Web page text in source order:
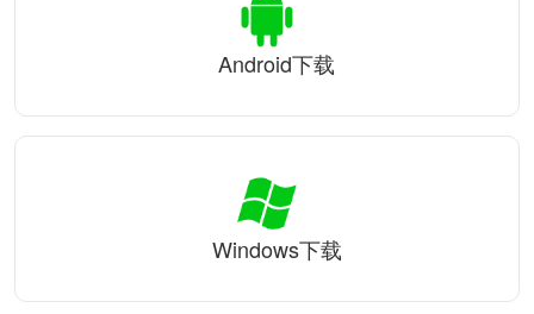
Android下载
Windows下载